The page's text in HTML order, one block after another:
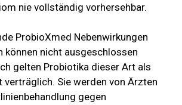
nie vollständig vorhersehbar.
ProbioXmed Nebenwirkungen
können nicht ausgeschlossen
gelten Probiotika dieser Art als
verträglich. Sie werden von Ärzten
gegen